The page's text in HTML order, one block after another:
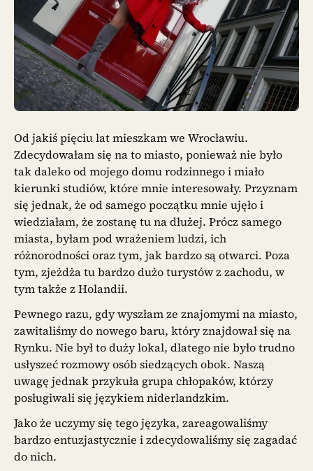
Od jakiś pięciu lat mieszkam we Wrocławiu.
Zdecydowałam się na to miasto, ponieważ nie było
tak daleko od mojego domu rodzinnego i miało
kierunki studiów, które mnie interesowały. Przyznam
się jednak, że od samego początku mnie ujęło i
wiedziałam, że zostanę tu na dłużej. Prócz samego
miasta, byłam pod wrażeniem ludzi, ich
różnorodności oraz tym, jak bardzo są otwarci. Poza
tym, zjeżdża tu bardzo dużo turystów z zachodu, w
tym także z Holandii.
Pewnego razu, gdy wyszłam ze znajomymi na miasto,
zawitaliśmy do nowego baru, który znajdował się na
Rynku. Nie był to duży lokal, dlatego nie było trudno
usłyszeć rozmowy osób siedzących obok. Naszą
uwagę jednak przykuła grupa chłopaków, którzy
posługiwali się językiem niderlandzkim.
Jako że uczymy się tego języka, zareagowaliśmy
bardzo entuzjastycznie i zdecydowaliśmy się zagadać
do nich.